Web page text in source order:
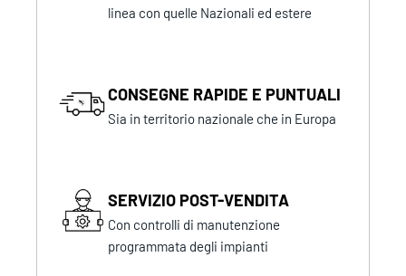
linea con quelle Nazionali ed estere
CONSEGNE RAPIDE E PUNTUALI
Sia in territorio nazionale che in Europa
SERVIZIO POST-VENDITA
Con controlli di manutenzione
programmata degli impianti